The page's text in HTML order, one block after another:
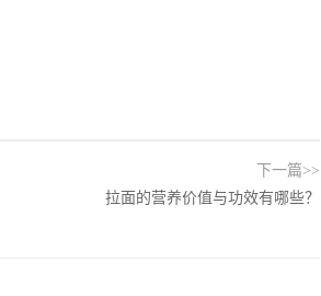
下一篇>>
拉面的营养价值与功效有哪些？